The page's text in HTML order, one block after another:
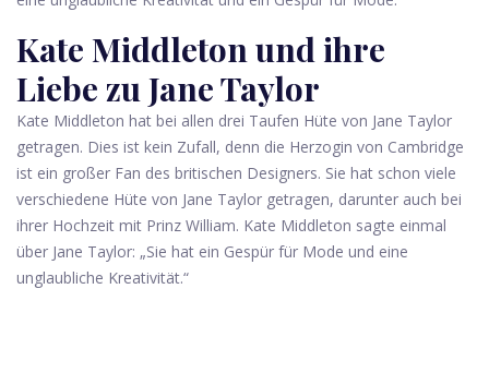
Kate Middleton und ihre
Liebe zu Jane Taylor
Kate Middleton hat bei allen drei Taufen Hüte von Jane Taylor
getragen. Dies ist kein Zufall, denn die Herzogin von Cambridge
ist ein großer Fan des britischen Designers. Sie hat schon viele
verschiedene Hüte von Jane Taylor getragen, darunter auch bei
ihrer Hochzeit mit Prinz William. Kate Middleton sagte einmal
über Jane Taylor: „Sie hat ein Gespür für Mode und eine
unglaubliche Kreativität.“